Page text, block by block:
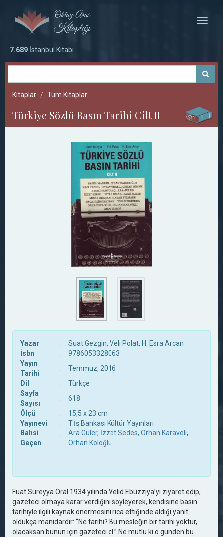
Toggle
7.689 İstanbul Kitabı
Kitaplar Tüm Kitaplar
Türkiye Sözlü Basın Tarihi Cilt II
Yazar :
Suat Gezgin, Veli Polat, H. Esra Arcan
İsbn
:
9786053328063
Yayın
Tarihi
:
Temmuz, 2016
Dil
:
Türkçe
Sayfa
Sayısı
:
618
Ölçü
:
15,5 x 23 cm
Yayınevi
:
T.İş Bankası Kültür Yayınları
Bahsi
Geçen
:
Ara Güler, İzzet Sedes, Orhan Karaveli,
Orhan Koloğlu
Fuat Süreyya Oral 1934 yılında Velid Ebüzziya’yı ziyaret edip,
gazeteci olmaya karar verdiğini söyleyerek, kendisine basın
tarihiyle ilgili kaynak önermesini rica ettiğinde aldığı yanıt
oldukça manidardır: “Ne tarihi? Bu mesleğin bir tarihi yoktur,
olacaksan bunun için gazeteci ol.” Ne mutlu ki o günden bu